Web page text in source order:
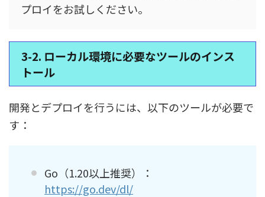
プロイをお試しください。
3-2. ローカル環境に必要なツールのインス
トール
開発とデプロイを行うには、以下のツールが必要で
す：
Go（1.20以上推奨）：
https://go.dev/dl/